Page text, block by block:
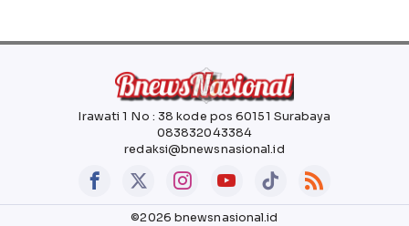
Irawati 1 No : 38 kode pos 60151 Surabaya
083832043384
redaksi@bnewsnasional.id
©2026 bnewsnasional.id